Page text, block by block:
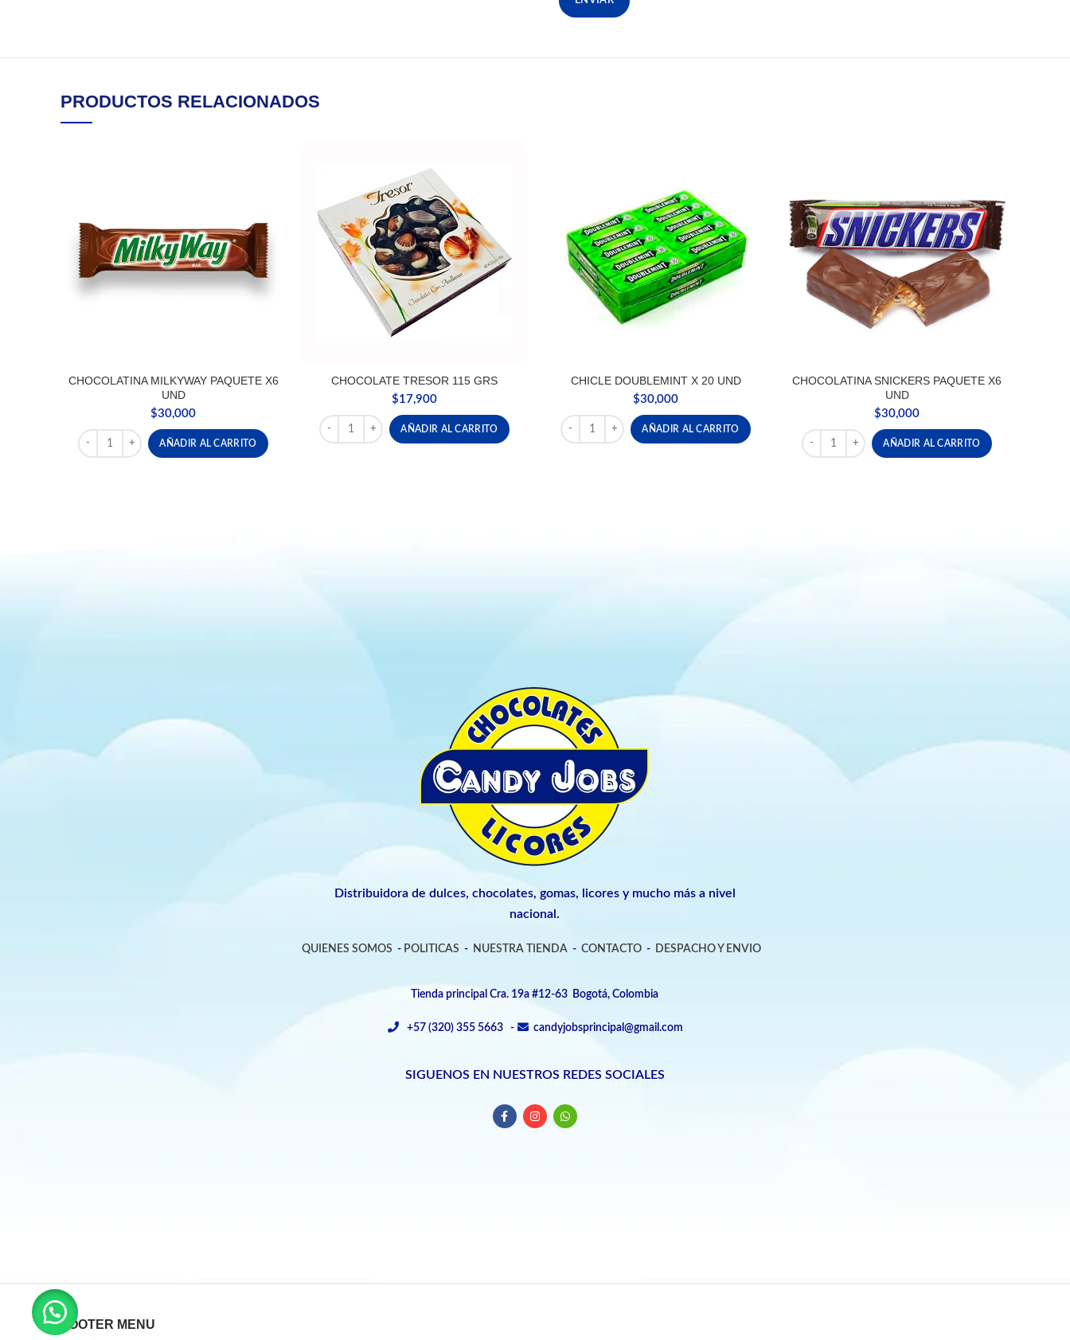
PRODUCTOS RELACIONADOS
CHOCOLATINA MILKYWAY PAQUETE X6
UND
$30,000
CHOCOLATINA MILKYWAY PAQUETE X6 UND cantidad
AÑADIR AL CARRITO
CHOCOLATE TRESOR 115 GRS
$17,900
CHOCOLATE TRESOR 115 GRS cantidad
AÑADIR AL CARRITO
CHICLE DOUBLEMINT X 20 UND
$30,000
CHICLE DOUBLEMINT X 20 UND cantidad
AÑADIR AL CARRITO
CHOCOLATINA SNICKERS PAQUETE X6
UND
$30,000
CHOCOLATINA SNICKERS PAQUETE X6 UND
AÑADIR AL CARRITO
Distribuidora de dulces, chocolates, gomas, licores y mucho más a nivel
nacional.
QUIENES SOMOS - POLITICAS - NUESTRA TIENDA- CONTACTO- DESPACHO Y ENVIO
Tienda principal Cra. 19a #12-63 Bogotá, Colombia
+57 (320) 355 5663 - candyjobsprincipal@gmail.com
SIGUENOS EN NUESTROS REDES SOCIALES
FOOTER MENU